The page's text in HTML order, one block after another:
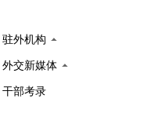
驻外机构
外交新媒体
干部考录